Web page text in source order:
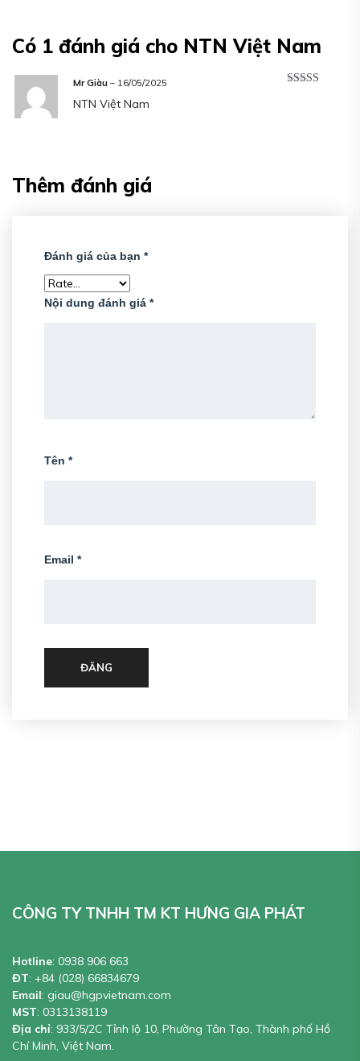
Có 1 đánh giá cho NTN Việt Nam
Mr Giàu – 16/05/2025
NTN Việt Nam
Thêm đánh giá
Đánh giá của bạn *
Nội dung đánh giá *
Tên *
Email *
ĐĂNG
CÔNG TY TNHH TM KT HƯNG GIA PHÁT
Hotline: 0938 906 663
ĐT: +84 (028) 66834679
Email: giau@hgpvietnam.com
MST: 0313138119
Địa chỉ: 933/5/2C Tỉnh lộ 10, Phường Tân Tạo, Thành phố Hồ
Chí Minh, Việt Nam.